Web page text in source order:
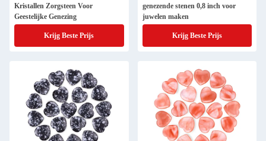
Kristallen Zorgsteen Voor
Geestelijke Genezing
Krijg Beste Prijs
genezende stenen 0,8 inch voor
juwelen maken
Krijg Beste Prijs